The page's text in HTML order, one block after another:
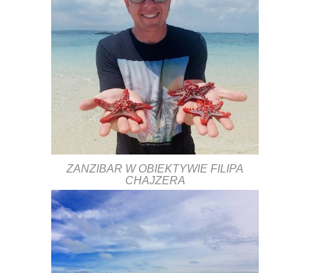
ZANZIBAR W OBIEKTYWIE FILIPA
CHAJZERA